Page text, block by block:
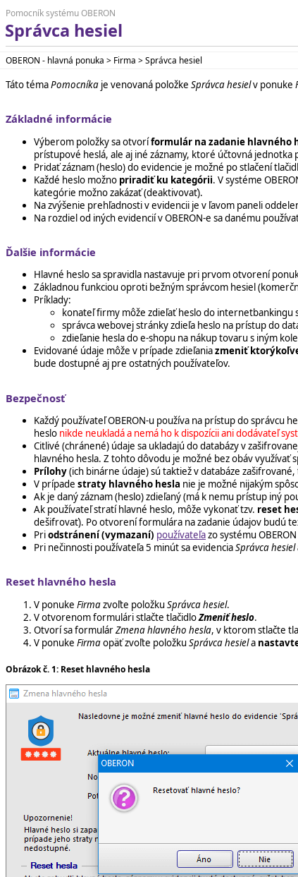
Pomocník systému OBERON
Správca hesiel
OBERON - hlavná ponuka > Firma > Správca hesiel
Táto témaPomocníka je venovaná položke Správca hesielv ponuke
Základné informácie
Výberom položky sa otvoríformulár na zadanie hlavného
prístupové heslá, ale aj iné záznamy, ktoré účtovná
Pridať záznam (heslo) do evidencie je možné po stlačení
Každé heslo možno priradiť ku kategórii. V systéme
kategórie možno zakázať (deaktivovať).
Na zvýšenie prehľadnosti v evidencii je v ľavom paneli
Na rozdiel od iných evidencií v OBERON-e sa danému
Ďalšie informácie
Hlavné heslo sa spravidla nastavuje pri prvom otvorení
Základnou funkciou oproti bežným správcom hesiel
Príklady:
konateľ firmy môže zdieľať heslo do internetbankingu
správca webovej stránky zdieľa heslo na prístup do
zdieľanie hesla do e-shopu na nákup tovaru s iným
Evidované údaje môže v prípade zdieľaniazmeniť
bude dostupné aj pre ostatných používateľov.
Bezpečnosť
Každý používateľ OBERON-u používa na prístup do správcu
heslo nikde neukladá a nemá ho k dispozícii ani dodávateľ
Citlivé (chránené) údaje sa ukladajú do databázy v
hlavného hesla. Z tohto dôvodu je možné bez obáv
Prílohy(ich binárne údaje) sú taktiež v databáze
V prípade straty hlavného hesla nie je možné nijakým
Ak je daný záznam (heslo) zdieľaný (má k nemu prístup iný
Ak používateľ stratí hlavné heslo, môže vykonať tzv. reset
dešifrovať). Po otvorení formulára na zadanie údajov budú
Priodstránení (vymazaní) používateľazo systému
Pri nečinnosti používateľa 5 minút sa evidenciaSprávca hesiel
Reset hlavného hesla
V ponuke Firmazvoľte položkuSprávca hesiel.
V otvorenom formulári stlačte tlačidloZmeniť heslo.
Otvorí sa formulárZmena hlavného hesla, v ktorom stlačte
V ponuke Firmaopäť zvoľte položkuSprávca hesiela
Obrázok č. 1: Reset hlavného hesla